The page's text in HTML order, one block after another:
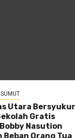
SUMUT
Utara Bersyukur
Gratis
Nasution
Beban Orang Tua